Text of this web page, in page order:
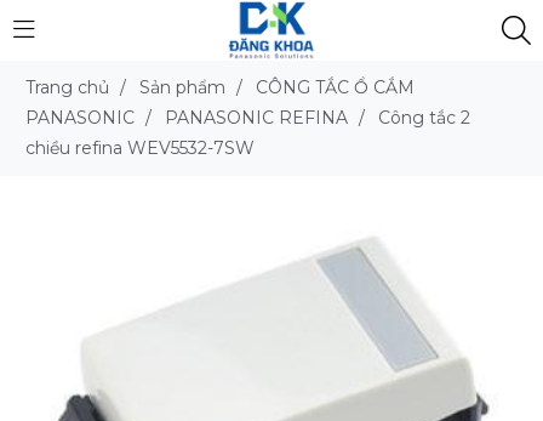
Trang chủ / Sản phẩm /
CÔNG TẮC Ổ CẮM
PANASONIC / PANASONIC REFINA /
Công tắc 2
chiều refina WEV5532-7SW